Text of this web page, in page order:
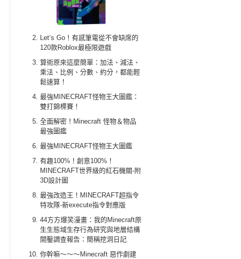
Let‘s Go！有感筆電從不會缺席的
120款Roblox最極限遊戲
算術原來這麼簡單：加法、減法、
乘法、比例、分數、約分，都能輕
鬆速算！
最強MINECRAFT怪物王大圖鑑：
雙打錦標賽！
全面解密！Minecraft 怪物＆物品
最強圖鑑
最強MINECRAFT怪物王大圖鑑
有趣100%！創意100%！
MINECRAFT世界級的紅石機關-附
3D設計圖
最強改造王！MINECRAFT超指令
特攻隊-新execute指令對應版
44方方爆笑漫畫：我的Minecraft原
生生態域生存行為研究與地層結構
開鑿調查報告：簡稱挖洞日記
你幹嘛～～～Minecraft 惡作劇建